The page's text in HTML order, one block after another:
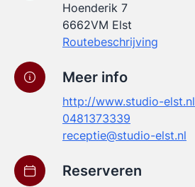
Hoenderik 7
6662VM Elst
Routebeschrijving
Meer info
http://www.studio-elst.nl
0481373339
receptie@studio-elst.nl
Reserveren